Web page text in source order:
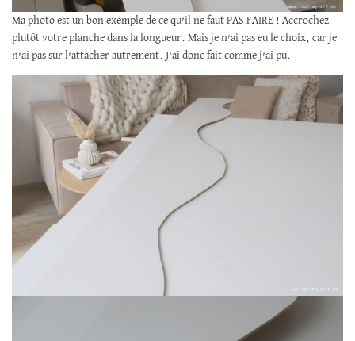
Ma photo est un bon exemple de ce qu’il ne faut PAS FAIRE ! Accrochez
plutôt votre planche dans la longueur. Mais je n’ai pas eu le choix, car je
n’ai pas sur l’attacher autrement. J’ai donc fait comme j’ai pu.